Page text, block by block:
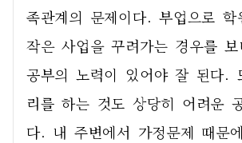
족관계의 문제이다. 부업으로 학
작은 사업을 꾸려가는 경우를
공부의 노력이 있어야 잘 된다.
리를 하는 것도 상당히 어려운
다. 내 주변에서 가정문제 때문